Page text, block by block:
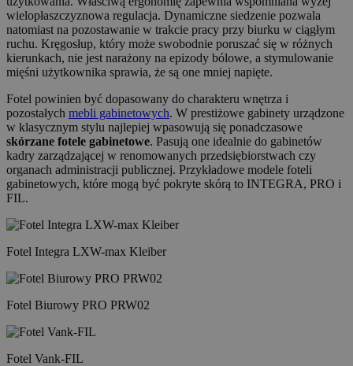
wielopłaszczyznowa regulacja. Dynamiczne siedzenie pozwala
natomiast na pozostawanie w trakcie pracy przy biurku w ciągłym
ruchu. Kręgosłup, który może swobodnie poruszać się w różnych
kierunkach, nie jest narażony na epizody bólowe, a stymulowanie
mięśni użytkownika sprawia, że są one mniej napięte.
Fotel powinien być dopasowany do charakteru wnętrza i
pozostałych mebli gabinetowych. W prestiżowe gabinety urządzone
w klasycznym stylu najlepiej wpasowują się ponadczasowe
skórzane fotele gabinetowe. Pasują one idealnie do gabinetów
kadry zarządzającej w renomowanych przedsiębiorstwach czy
organach administracji publicznej. Przykładowe modele foteli
gabinetowych, które mogą być pokryte skórą to INTEGRA, PRO i
FIL.
Fotel Integra LXW-max Kleiber
Fotel Biurowy PRO PRW02
Fotel Vank-FIL